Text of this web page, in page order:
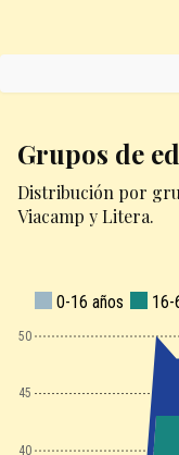
Grupos de
Distribución por
Viacamp y Litera.
40
45
50
0-16 años 16-